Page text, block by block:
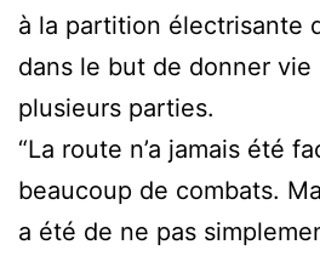
à la partition électrisante
dans le but de donner vie
plusieurs parties.
“La route n’a jamais été
beaucoup de combats.
a été de ne pas